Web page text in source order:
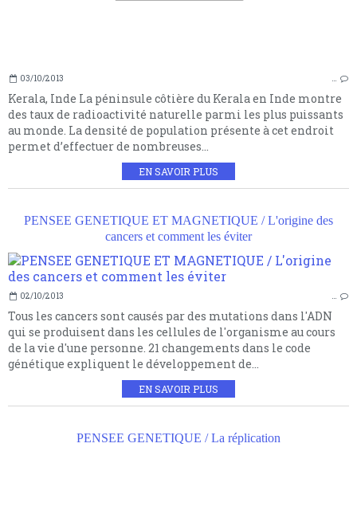
03/10/2013 …
Kerala, Inde La péninsule côtière du Kerala en Inde montre
des taux de radioactivité naturelle parmi les plus puissants
au monde. La densité de population présente à cet endroit
permet d’effectuer de nombreuses...
EN SAVOIR PLUS
PENSEE GENETIQUE ET MAGNETIQUE / L'origine des
cancers et comment les éviter
02/10/2013 …
Tous les cancers sont causés par des mutations dans l'ADN
qui se produisent dans les cellules de l'organisme au cours
de la vie d'une personne. 21 changements dans le code
génétique expliquent le développement de...
EN SAVOIR PLUS
PENSEE GENETIQUE / La réplication